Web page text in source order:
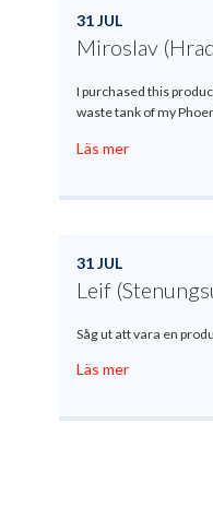
31 JUL
Miroslav
I purchased this
waste tank of my
Läs mer
31 JUL
Leif
Såg ut att vara en
Läs mer